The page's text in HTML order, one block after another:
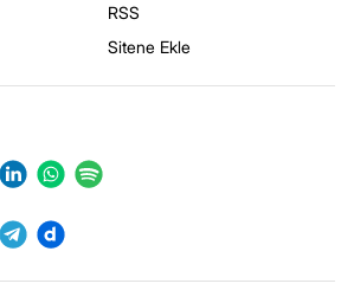
RSS
Sitene Ekle